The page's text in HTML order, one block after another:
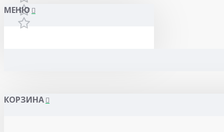
МЕНЮ
КОРЗИНА